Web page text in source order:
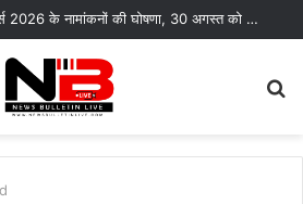
यंग उत्तराखंड सिने अवार्ड्स 2026 के नामांकनों की घोषणा, 30 अगस्त को भारत मंडपम में होगा भव्य समारोह